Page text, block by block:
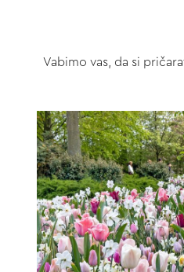
Vabimo vas, da si